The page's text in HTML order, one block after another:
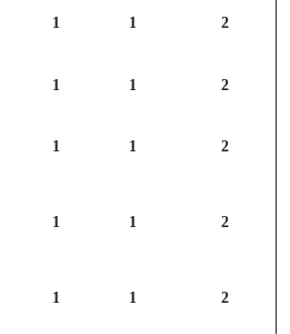
1 1 2
1 1 2
1 1 2
1 1 2
1 1 2